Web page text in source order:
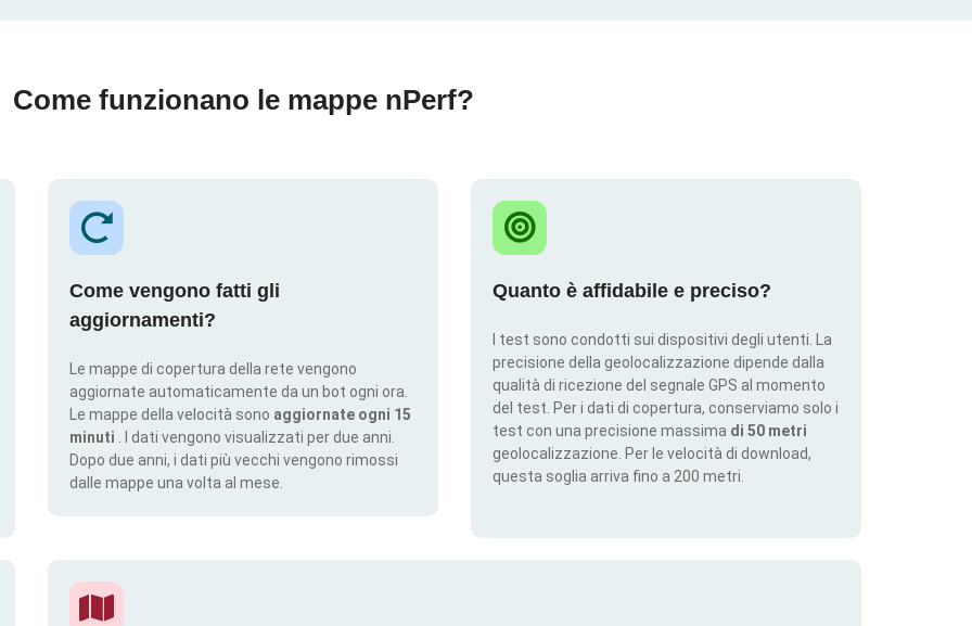
Come funzionano le mappe nPerf?
Come vengono fatti gli
aggiornamenti?
Le mappe di copertura della rete vengono
aggiornate automaticamente da un bot ogni ora.
Le mappe della velocità sono aggiornate ogni 15
minuti
. I dati vengono visualizzati per due anni.
Dopo due anni, i dati più vecchi vengono rimossi
dalle mappe una volta al mese.
Quanto è affidabile e preciso?
I test sono condotti sui dispositivi degli utenti. La
precisione della geolocalizzazione dipende dalla
qualità di ricezione del segnale GPS al momento
del test. Per i dati di copertura, conserviamo solo i
test con una precisione massima di 50 metri
geolocalizzazione. Per le velocità di download,
questa soglia arriva fino a 200 metri.